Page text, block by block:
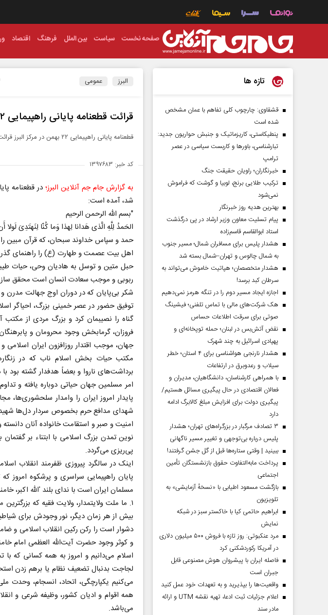
صفحه نخست سیاست بین الملل فرهنگ اقتصاد
البرز عمومی
قرائت قطعنامه پایانی راهپیمایی ۲۲ بهمن در البرز
قطعنامه پایانی راهپیمایی ۲۲ بهمن در مرکز البرز قرائت شد.
کد خبر: ۱۳۹۷۶۸۳
به گزارش جام جم آنلاین البرز؛
شد، آمده است:
"بسم الله الرحمن الرحیم
الحَمدُ لِلَّهِ الَّذی هَدانا لِهذا وَما کُنّا لِنَهتَدِیَ لَولا
حمد و سپاس خداوند سبحان، که قرآن مبین
اهل بیت عصمت و طهارت (ع) را راهنمای گذر
حبل متین و توسل به هادیان وحی، حیات
ربوبی و موجب سعادت انسان است محقق
شکر بی‌پایان که در دوران اوج جهالت مدرن و
توفیق حضور در عصر خمینی بزرگ، احیاگر
گناه را نصیبمان کرد و بزرگ مردی از
فروزان، گرمابخش وجود محرومان و
جهان، موجب اقتدار روزافزون ایران
مکتب حیات بخش اسلام ناب که در
برداشت‌های ناروا و بعضاً هدفدار گشته بود
امر مسلمین جهان حیاتی دوباره یافته و
پایدار امروز ایران را وامدار
شهدای مدافع حرم بخصوص سردار دل‌ها
امنیت و صبر و استقامت خانواده آنان دانسته
نوین تمدن بزرگ اسلامی با ابتناء بر
پی‌ریزی می‌گردد.
پایان راهپیمایی سراسری و پرشکوه امروز
مسلمان ایران است با ندای بلند 'الله اکبر،
۱. ما ملت ولایتمدار، ولایت فقیه که
بیش از هر زمان دیگر، نور وجودش برای
دشوار است را رکن رکین انقلاب اسلامی و
و کوثر وجود حضرت آیت‌الله العظمی امام
اسلام می‌دانیم و امروز به همه کسانی که
لجاجت بدنبال تضعیف نظام یا برهم زدن
می‌کنیم یکپارچگی، اتحاد، انسجام، وحدت
همه اقوام و ادیان کشور، وظیفه شرعی و
می‌باشد.
تازه ها
قشقاوی: چارچوب کلی تفاهم با عمان مشخص
شده است
پنطیکاستی، کاریزماتیک و جنبش حواریون جدید:
تبارشناسی، باور‌ها و کاربست سیاسی در عصر
ترامپ
خبرنگاران؛ راویان حقیقت جنگ
ترکیب طلایی برنج، لوبیا و گوشت که فراموش
نمی‌شود
بهترین هدیه روز خبرنگار
پیام تسلیت معاون وزیر ارشاد در پی درگذشت
استاد ابوالقاسم قاسم‌زاده
هشدار پلیس برای مسافران شمال؛ مسیر جنوب
به شمال چالوس و تهران–شمال بسته شد
هشدار متخصصان؛ هپاتیت خاموش می‌تواند به
سرطان کبد برسد!
اجازه ایجاد مسیر دوم را در تنگه هرمز نمی‌دهیم
هک شرکت‌های مالی با تماس تلفنی؛ فیشینگ
صوتی برای سرقت اطلاعات حساس
نقض آتش‌بس در لبنان؛ حمله توپخانه‌ای و
پهپادی اسرائیل به چند شهرک
هشدار نارنجی هواشناسی برای ۴ استان؛ خطر
سیلاب و رعدوبرق در ارتفاعات
با همراهی کارشناسان، دانشگاهیان، مدیران و
فعالان اقتصادی در حال پیگیری مسائل هستیم/
پیگیری دولت برای افزایش مبلغ کالابرگ ادامه
دارد
۳ تصادف مرگبار در بزرگراه‌های تهران؛ هشدار
پلیس درباره بی‌توجهی و تغییر مسیر ناگهانی
ببینید | وقتی ستاره‌ها قبل از گل جشن گرفتند!
پرداخت مابه‌التفاوت حقوق بازنشستگان تأمین
اجتماعی
بازگشت مسعود اطیابی با «نسخهٔ آزمایشی» به
تلویزیون
ابراهیم حاتمی کیا با خاکستر سبز در شبکه
نمایش
مرد عنکبوتی: روز تازه با فروش ۵۰۰ میلیون دلاری
در آمریکا رکوردشکنی کرد
فاصله ایران با پیشرو‌ان هوش مصنوعی قابل
جبران است
واقعیت‌ها را بپذیرید و به تعهدات خود عمل کنید
اعلام جزئیات ثبت ادعا، تهیه نقشه UTM و ارائه
مادر سند